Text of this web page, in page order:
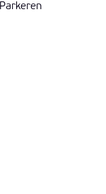
Parkeren